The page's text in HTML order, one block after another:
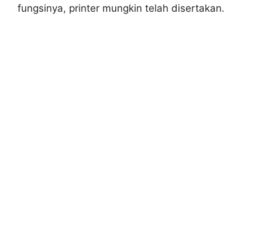
fungsinya, printer mungkin telah disertakan.